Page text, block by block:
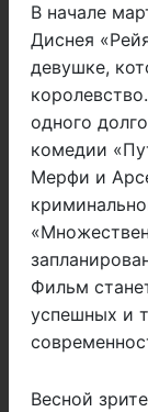
В начале
Диснея
девушке,
одного
комедии
Мерфи и
Фильм
успешных и
Весной